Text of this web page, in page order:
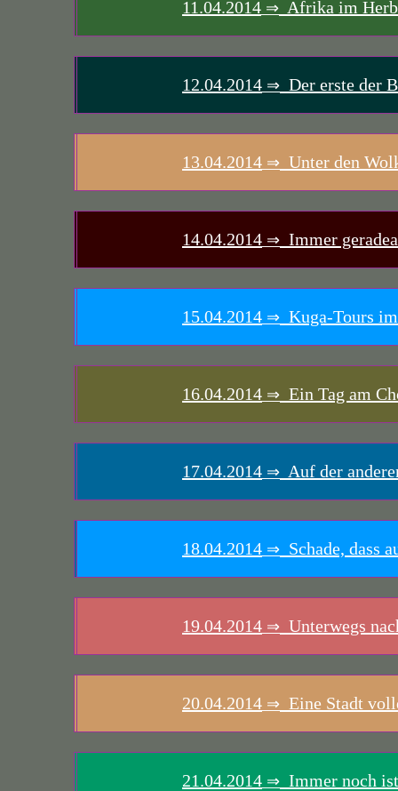
11.04.2014 ⇒ Afrika im
12.04.2014 ⇒ Der erste der
13.04.2014 ⇒ Unter den
14.04.2014 ⇒ Immer
15.04.2014 ⇒ Kuga-Tours
16.04.2014 ⇒ Ein Tag am
17.04.2014 ⇒ Auf der
18.04.2014 ⇒ Schade, dass
19.04.2014 ⇒ Unterwegs
20.04.2014 ⇒ Eine Stadt
21.04.2014 ⇒ Immer noch